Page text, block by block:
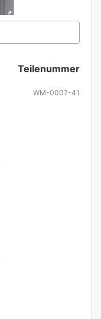
Teilenummer
WM-0007-41